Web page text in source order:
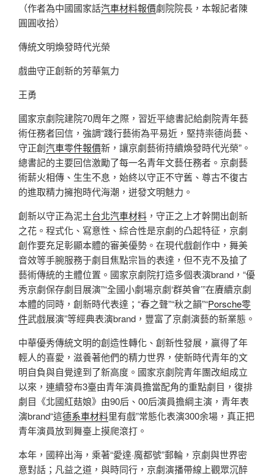
（作者為中國國家話汽車材料報價劇院院長，本報記者陳
圓圓收拾）
傳統文明煥發時代光榮
戲曲守正創新的芳華氣力
王勇
國家京劇院建院70周年之際，習近平總書記給劇院青年藝
術任務者回信，強調“踐行藝術為平易近，堅持崇德尚藝、
守正創汽車零件報價新，讓京劇藝術持續煥發時代光榮”。
總書記的主要回信激勵了每一名青年文藝任務者。京劇藝
術薪火相傳、生生不息，始終以守正不守舊、尊古不復古
的進取精力擁抱時代海潮，迸發文明魅力。
創新以守正為泥土台北汽車材料 ，守正之上才幹開出創新
之花。程式化、寫意性、綜合性是京劇的凸起特征，京劇
創作要充足彰顯本體的審美優勢。在現代戲創作中，舞美
音效等手腕服務于劇目焦點宗旨的表達，但不克不及搶了
藝術傳統的主體位置。國家京劇院打造多個表演brand，“優
秀京劇保存劇目展演”“全國小劇場京劇‘群英會’”在賡續京劇
本體的同時，創新時代表達；“春之聲”“秋之韻”“Porsche零
件武戲展演”等經典表演brand，豐富了京劇演藝的新業態。
中華優秀傳統文明的創造性轉化、創新性發展，贏得了年
輕人的喜愛，滋養著他們的精力世界，使新時代青年的文
明自負與自覺達到了新高度。國家京劇院青年團改組成立
以來，連續發布3臺由青年演員擔當配角的重點劇目，復排
劇目《北國紅菇娘》由90后、00后演員擔綱主演，青年表
演brand“這德系車材料里有戲”常態化表演300余場，真正把
青年演員放到舞臺上摸爬滾打。
本年，國粹出海，乘著“愛達·魔都號”郵輪，京劇與世界密
意對話；凡益之道，與時同行，京劇演播帶線上觀眾沉醉